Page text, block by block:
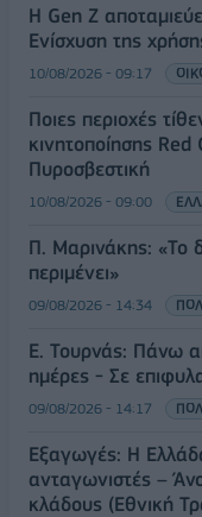
Η Gen Z
Ενίσχυση της
10/08/2026 - 09:17
Ποιες περιοχές
κινητοποίησης
Πυροσβεστική
10/08/2026 - 09:00
Π. Μαρινάκης: «Το
περιμένει»
09/08/2026 - 14:34
Ε. Τουρνάς: Πάνω
ημέρες - Σε
09/08/2026 - 14:17
Εξαγωγές: Η
ανταγωνιστές –
κλάδους (Εθνική